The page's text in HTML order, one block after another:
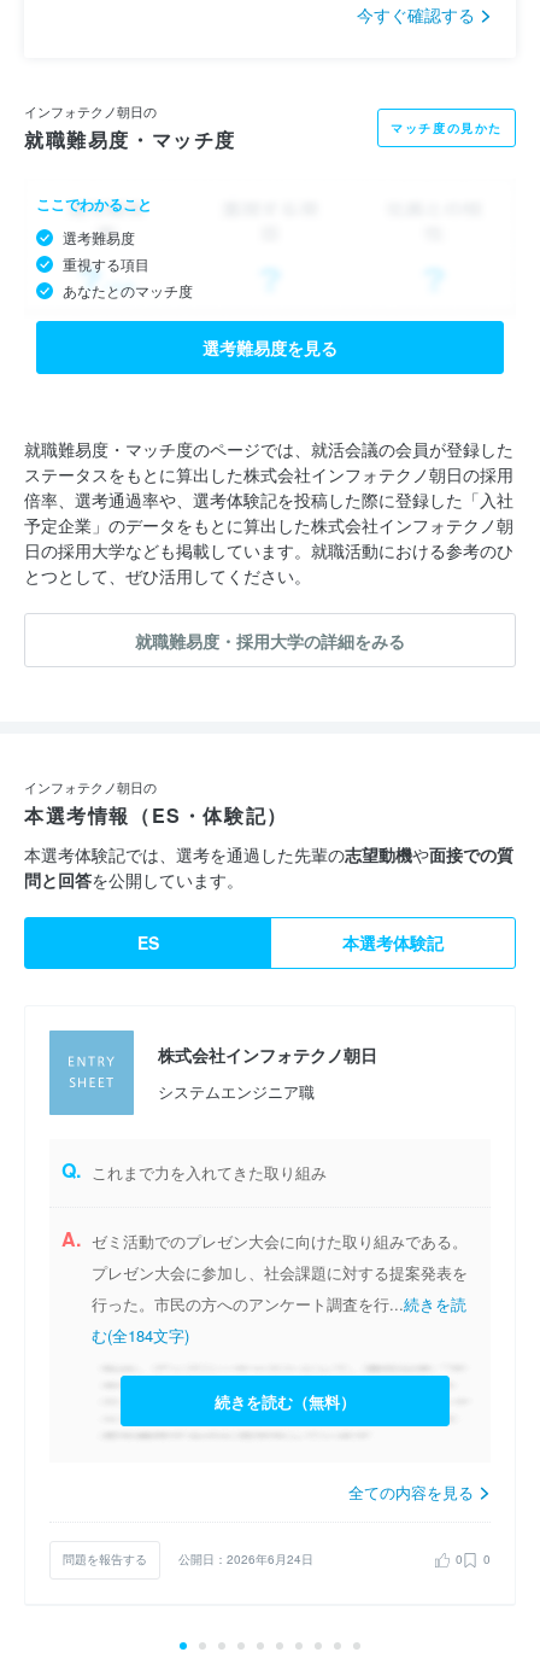
今すぐ確認する
インフォテクノ朝日の
就職難易度・マッチ度 マッチ度の見かた
ここでわかること
選考難易度
重視する項目
あなたとのマッチ度
選考難易度を見る
就職難易度・マッチ度のページでは、就活会議の会員が登録した
ステータスをもとに算出した株式会社インフォテクノ朝日の採用
倍率、選考通過率や、選考体験記を投稿した際に登録した「入社
予定企業」のデータをもとに算出した株式会社インフォテクノ朝
日の採用大学なども掲載しています。就職活動における参考のひ
とつとして、ぜひ活用してください。
就職難易度・採用大学の詳細をみる
インフォテクノ朝日の
本選考情報（ES・体験記）
本選考体験記では、選考を通過した先輩の志望動機や面接での質
問と回答を公開しています。
ES 本選考体験記
株式会社インフォテクノ朝日
システムエンジニア職
Q. これまで力を入れてきた取り組み
A. ゼミ活動でのプレゼン大会に向けた取り組みである。
プレゼン大会に参加し、社会課題に対する提案発表を
行った。市民の方へのアンケート調査を行...続きを読
む(全184文字)
続きを読む（無料）
全ての内容を見る
問題を報告する 公開日：2026年6月24日 0 0